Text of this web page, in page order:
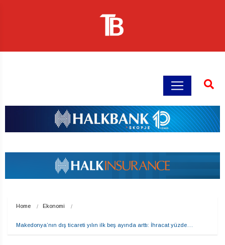
Home Ekonomi
Makedonya’nın dış ticareti yılın ilk beş ayında arttı: İhracat yüzde…